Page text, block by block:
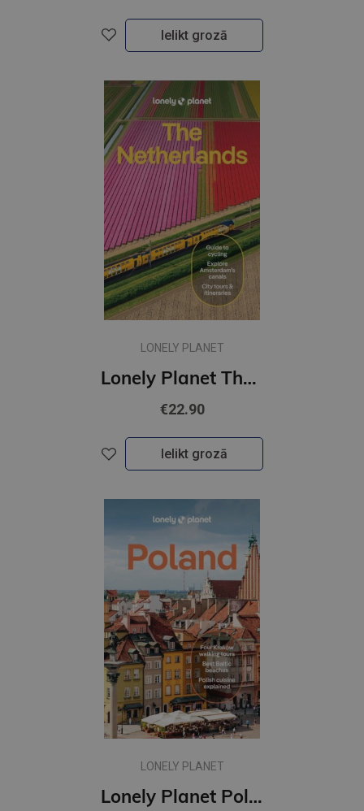
Ielikt grozā
LONELY PLANET
Lonely Planet The Netherlands : Plan the Trip of a Lifetime | Detailed Itineraries & Maps
€22.90
Ielikt grozā
LONELY PLANET
Lonely Planet Poland : Plan the Trip of a Lifetime | Detailed Itineraries & Maps | Insider Tips